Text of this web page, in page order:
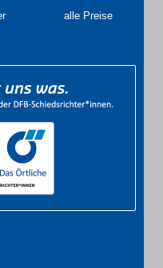
alle Preise